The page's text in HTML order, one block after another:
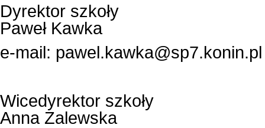
Dyrektor szkoły
Paweł Kawka
e-mail: pawel.kawka@sp7.konin.pl
Wicedyrektor szkoły
Anna Zalewska